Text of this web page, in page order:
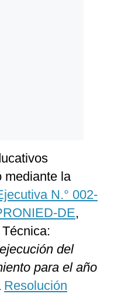
mediante la
N.° 002-
DE,
del
para el año
Resolución